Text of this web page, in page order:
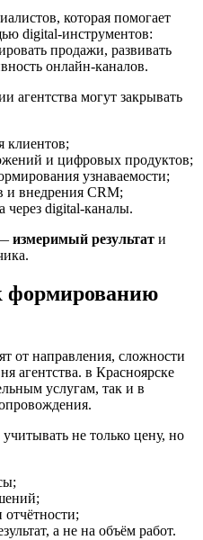
которая помогает
digital-инструментов:
продажи, развивать
онлайн-каналов.
агентства могут закрывать
клиентов;
и цифровых продуктов;
узнаваемости;
и внедрения CRM;
через digital-каналы.
измеримый результат и
формированию
от направления, сложности
агентства. в Красноярске
услугам, так и в
не только цену, но
а не на объём работ.